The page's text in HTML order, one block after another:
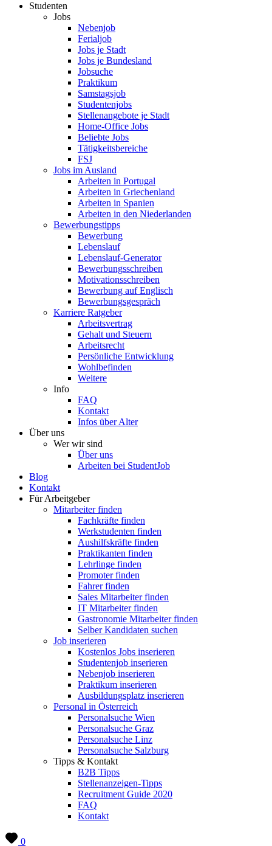
Studenten
Jobs
Nebenjob
Ferialjob
Jobs je Stadt
Jobs je Bundesland
Jobsuche
Praktikum
Samstagsjob
Studentenjobs
Stellenangebote je Stadt
Home-Office Jobs
Beliebte Jobs
Tätigkeitsbereiche
FSJ
Jobs im Ausland
Arbeiten in Portugal
Arbeiten in Griechenland
Arbeiten in Spanien
Arbeiten in den Niederlanden
Bewerbungstipps
Bewerbung
Lebenslauf
Lebenslauf-Generator
Bewerbungsschreiben
Motivationsschreiben
Bewerbung auf Englisch
Bewerbungsgespräch
Karriere Ratgeber
Arbeitsvertrag
Gehalt und Steuern
Arbeitsrecht
Persönliche Entwicklung
Wohlbefinden
Weitere
Info
FAQ
Kontakt
Infos über Alter
Über uns
Wer wir sind
Über uns
Arbeiten bei StudentJob
Blog
Kontakt
Für Arbeitgeber
Mitarbeiter finden
Fachkräfte finden
Werkstudenten finden
Aushilfskräfte finden
Praktikanten finden
Lehrlinge finden
Promoter finden
Fahrer finden
Sales Mitarbeiter finden
IT Mitarbeiter finden
Gastronomie Mitarbeiter finden
Selber Kandidaten suchen
Job inserieren
Kostenlos Jobs inserieren
Studentenjob inserieren
Nebenjob inserieren
Praktikum inserieren
Ausbildungsplatz inserieren
Personal in Österreich
Personalsuche Wien
Personalsuche Graz
Personalsuche Linz
Personalsuche Salzburg
Tipps & Kontakt
B2B Tipps
Stellenanzeigen-Tipps
Recruitment Guide 2020
FAQ
Kontakt
0